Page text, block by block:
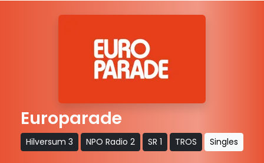
Europarade
Hilversum 3 NPO Radio 2 SR 1 TROS Singles